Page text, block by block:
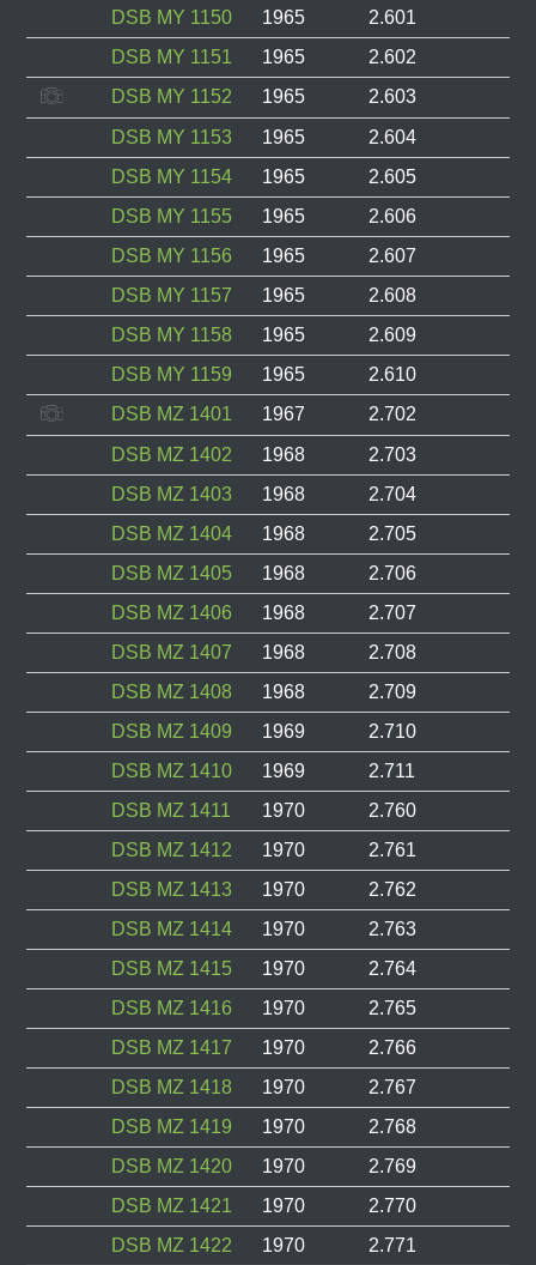
DSB MY 1150 1965 2.601
DSB MY 1151
1965 2.602
DSB MY 1152
1965 2.603
DSB MY 1153
1965 2.604
DSB MY 1154
1965 2.605
DSB MY 1155
1965 2.606
DSB MY 1156
1965 2.607
DSB MY 1157
1965 2.608
DSB MY 1158
1965 2.609
DSB MY 1159
1965 2.610
DSB MZ 1401
1967 2.702
DSB MZ 1402
1968 2.703
DSB MZ 1403
1968 2.704
DSB MZ 1404
1968 2.705
DSB MZ 1405
1968 2.706
DSB MZ 1406
1968 2.707
DSB MZ 1407
1968 2.708
DSB MZ 1408
1968 2.709
DSB MZ 1409
1969 2.710
DSB MZ 1410
1969 2.711
DSB MZ 1411
1970 2.760
DSB MZ 1412
1970 2.761
DSB MZ 1413
1970 2.762
DSB MZ 1414
1970 2.763
DSB MZ 1415
1970 2.764
DSB MZ 1416
1970 2.765
DSB MZ 1417
1970 2.766
DSB MZ 1418
1970 2.767
DSB MZ 1419
1970 2.768
DSB MZ 1420
1970 2.769
DSB MZ 1421
1970 2.770
DSB MZ 1422
1970 2.771